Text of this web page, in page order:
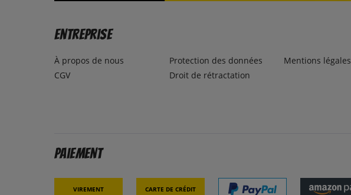
Entreprise
À propos de nous
CGV
Protection des données
Droit de rétractation
Mentions légales
Paiement
Virement Carte de crédit